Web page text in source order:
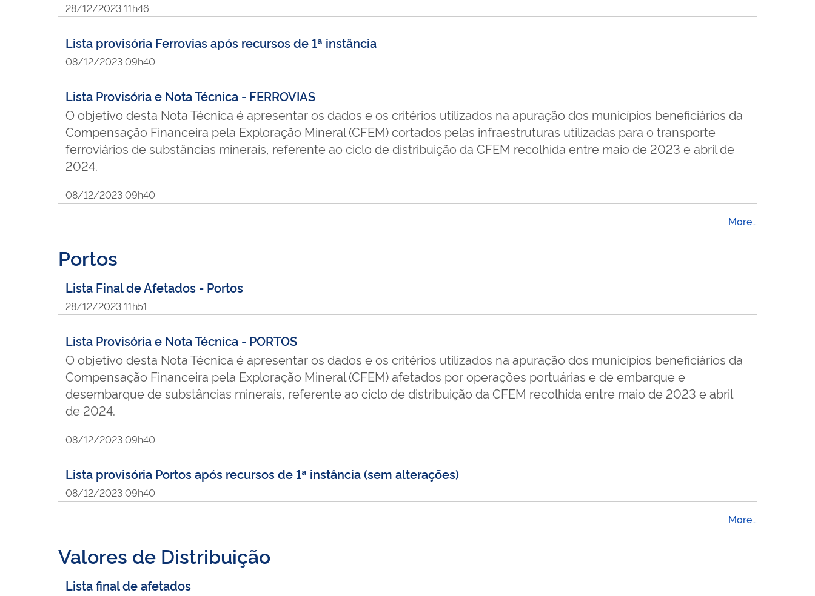
28/12/2023 11h46
Lista provisória Ferrovias após recursos de 1ª instância
08/12/2023 09h40
Lista Provisória e Nota Técnica - FERROVIAS
O objetivo desta Nota Técnica é apresentar os dados e os critérios utilizados na apuração dos municípios beneficiários da
Compensação Financeira pela Exploração Mineral (CFEM) cortados pelas infraestruturas utilizadas para o transporte
ferroviários de substâncias minerais, referente ao ciclo de distribuição da CFEM recolhida entre maio de 2023 e abril de
2024.
08/12/2023 09h40
More…
Portos
Lista Final de Afetados - Portos
28/12/2023 11h51
Lista Provisória e Nota Técnica - PORTOS
O objetivo desta Nota Técnica é apresentar os dados e os critérios utilizados na apuração dos municípios beneficiários da
Compensação Financeira pela Exploração Mineral (CFEM) afetados por operações portuárias e de embarque e
desembarque de substâncias minerais, referente ao ciclo de distribuição da CFEM recolhida entre maio de 2023 e abril
de 2024.
08/12/2023 09h40
Lista provisória Portos após recursos de 1ª instância (sem alterações)
08/12/2023 09h40
More…
Valores de Distribuição
Lista final de afetados